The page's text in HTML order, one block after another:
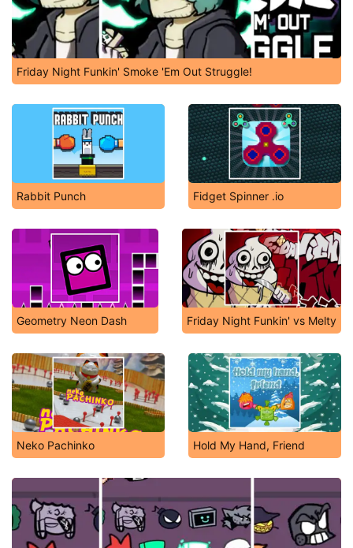
Friday Night Funkin' Smoke 'Em Out Struggle!
Rabbit Punch Fidget Spinner .io
Geometry Neon Dash Friday Night Funkin' vs Melty
Neko Pachinko Hold My Hand, Friend